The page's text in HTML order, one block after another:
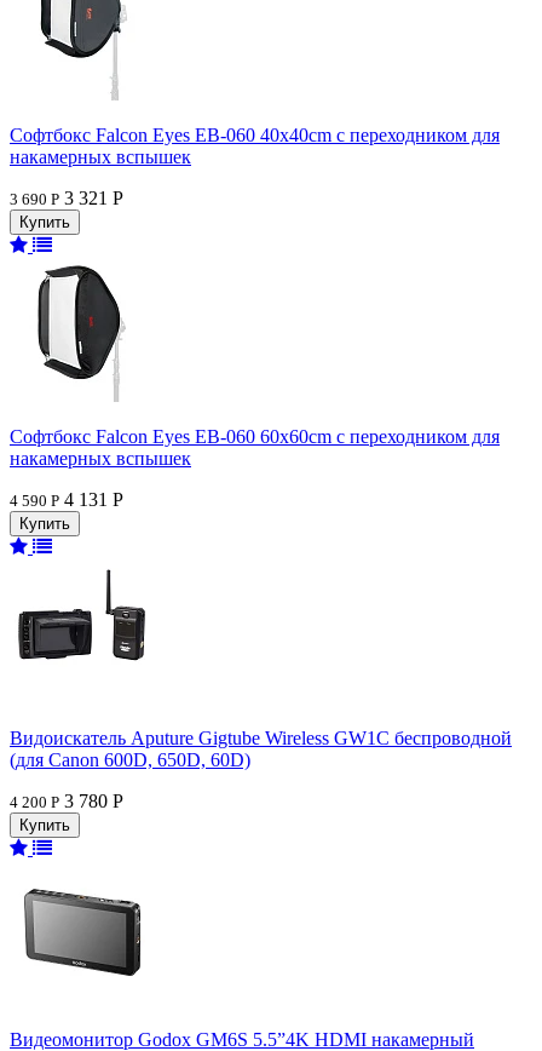
Софтбокс Falcon Eyes EB-060 40x40cm с переходником для
накамерных вспышек
3 690 Р 3 321 Р
Софтбокс Falcon Eyes EB-060 60x60cm с переходником для
накамерных вспышек
4 590 Р 4 131 Р
Видоискатель Aputure Gigtube Wireless GW1C беспроводной
(для Canon 600D, 650D, 60D)
4 200 Р 3 780 Р
Видеомонитор Godox GM6S 5.5”4K HDMI накамерный